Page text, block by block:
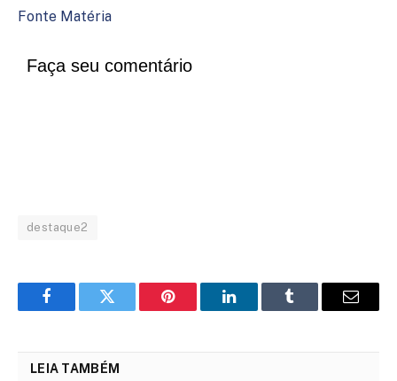
Fonte Matéria
Faça seu comentário
destaque2
FacebookTwitter Pinterest LinkedInTumblr Email
LEIA TAMBÉM